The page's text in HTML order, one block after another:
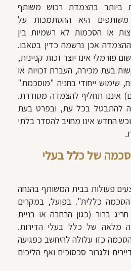
ביותר בהצמדת רכוש משותף
משותפים היא ההסתמכות על
או הסכמות לא רשמיות בין
ההצמדה אכן נרשמה כדין בטאבו.
פורמלי אינו יוצר זכות קניינית,
בעת מכירה, העברת זכויות או
שימוש ייחודי בחניה "מוסכמת"
איננו תחליף להצמדה מסודרת.
להתבטל בכל עת, ובפרט בעת
החדש אינו מחויב להסדר בלתי
של כלל בעלי
פעולות בבית המשותף בהנחה
כללית". בפועל, במקרים
ברור (כגון הרחבה או בניית
מלאה של כלל בעלי הדירות.
כזו עלולה להיחשב כפגיעה
ולגרור סכסוכים ואף הליכים